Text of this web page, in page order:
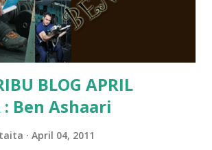
tapi minor la.. nanti la aku cerita pasal
kami buat keputusan pu...
BLOG APRIL
: Ben Ashaari
April 04, 2011